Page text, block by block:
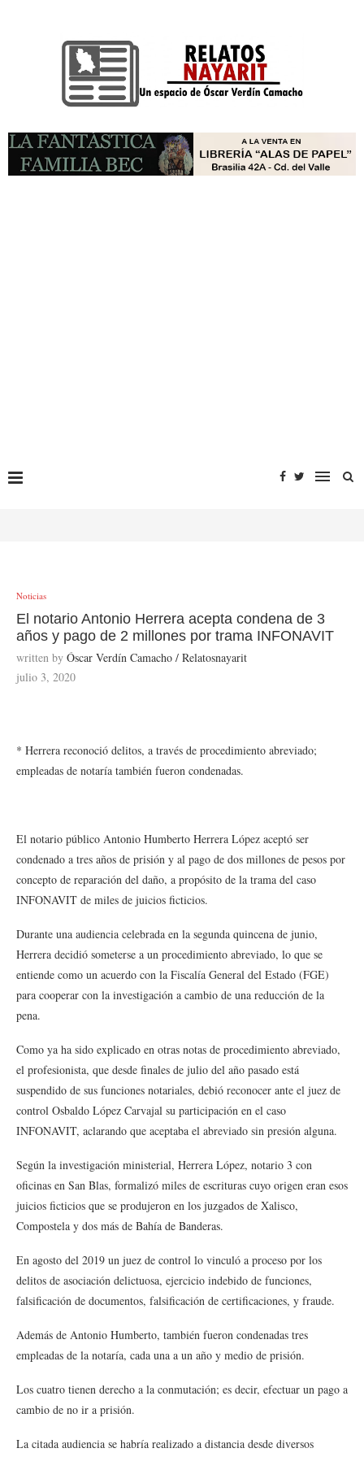
Noticias
El notario Antonio Herrera acepta condena de 3
años y pago de 2 millones por trama INFONAVIT
written by Óscar Verdín Camacho / Relatosnayarit
julio 3, 2020
* Herrera reconoció delitos, a través de procedimiento abreviado;
empleadas de notaría también fueron condenadas.
El notario público Antonio Humberto Herrera López aceptó ser
condenado a tres años de prisión y al pago de dos millones de pesos por
concepto de reparación del daño, a propósito de la trama del caso
INFONAVIT de miles de juicios ficticios.
Durante una audiencia celebrada en la segunda quincena de junio,
Herrera decidió someterse a un procedimiento abreviado, lo que se
entiende como un acuerdo con la Fiscalía General del Estado (FGE)
para cooperar con la investigación a cambio de una reducción de la
pena.
Como ya ha sido explicado en otras notas de procedimiento abreviado,
el profesionista, que desde finales de julio del año pasado está
suspendido de sus funciones notariales, debió reconocer ante el juez de
control Osbaldo López Carvajal su participación en el caso
INFONAVIT, aclarando que aceptaba el abreviado sin presión alguna.
Según la investigación ministerial, Herrera López, notario 3 con
oficinas en San Blas, formalizó miles de escrituras cuyo origen eran esos
juicios ficticios que se produjeron en los juzgados de Xalisco,
Compostela y dos más de Bahía de Banderas.
En agosto del 2019 un juez de control lo vinculó a proceso por los
delitos de asociación delictuosa, ejercicio indebido de funciones,
falsificación de documentos, falsificación de certificaciones, y fraude.
Además de Antonio Humberto, también fueron condenadas tres
empleadas de la notaría, cada una a un año y medio de prisión.
Los cuatro tienen derecho a la conmutación; es decir, efectuar un pago a
cambio de no ir a prisión.
La citada audiencia se habría realizado a distancia desde diversos